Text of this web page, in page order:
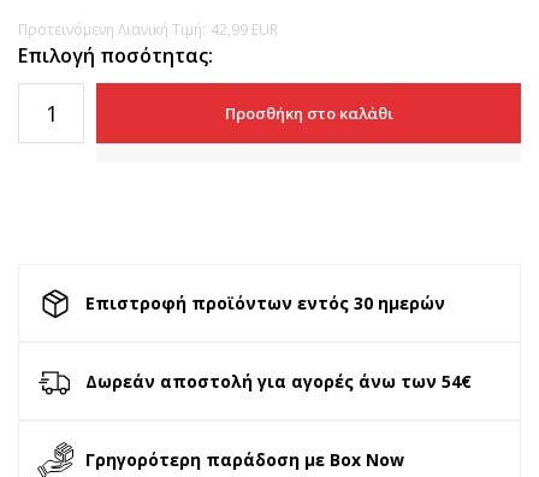
Προτεινόμενη Λιανική Τιμή: 42,99 EUR
Επιλογή ποσότητας:
Προσθήκη στο καλάθι
Επιστροφή προϊόντων εντός 30 ημερών
Δωρεάν αποστολή για αγορές άνω των 54€
Γρηγορότερη παράδοση με Box Now